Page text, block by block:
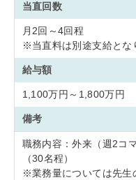
当直回数
月2回～4回程
※当直料は別途支給とな
給与額
1,100万円～1,800万円
備考
職務内容：外来（週2コ
（30名程）
※業務量については先生